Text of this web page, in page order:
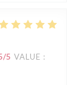
/5 VALUE :